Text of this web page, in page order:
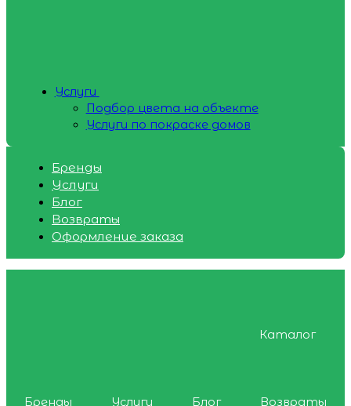
Услуги
Подбор цвета на объекте
Услуги по покраске домов
Бренды
Услуги
Блог
Возвраты
Оформление заказа
Каталог
Бренды Услуги Блог
Возвраты